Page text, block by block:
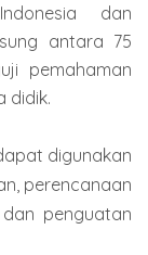
dan
antara 75
pemahaman
didik.
digunakan
perencanaan
penguatan